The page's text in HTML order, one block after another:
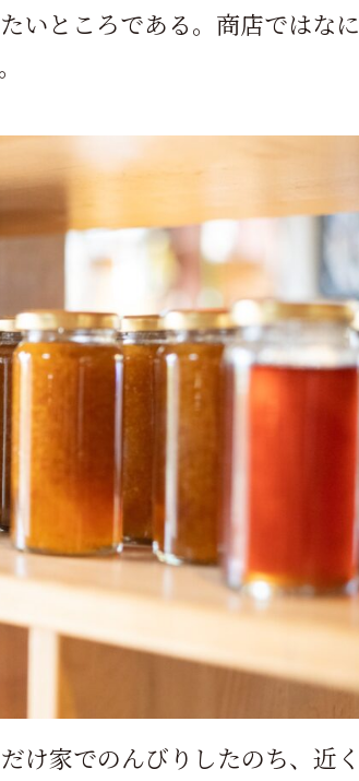
いところである。商店ではなに
け家でのんびりしたのち、近く